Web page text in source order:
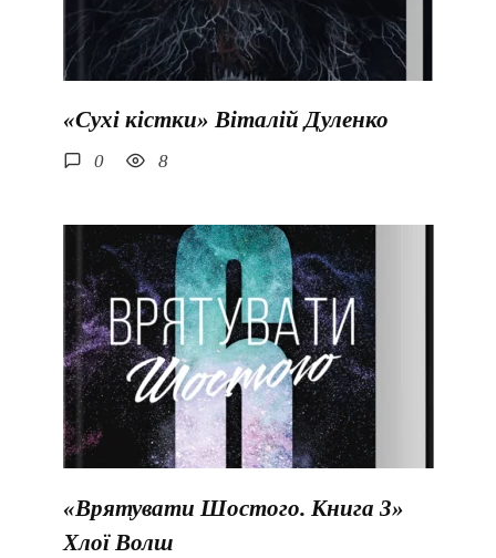
«Сухі кістки» Віталій Дуленко
0 8
«Врятувати Шостого. Книга 3»
Хлої Волш